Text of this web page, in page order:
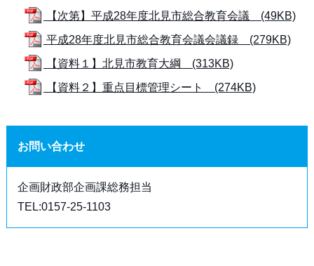
【次第】平成28年度北見市総合教育会議 (49KB)
平成28年度北見市総合教育会議会議録 (279KB)
【資料１】北見市教育大綱 (313KB)
【資料２】重点目標管理シート (274KB)
お問い合わせ
企画財政部企画課総務担当
TEL:0157-25-1103